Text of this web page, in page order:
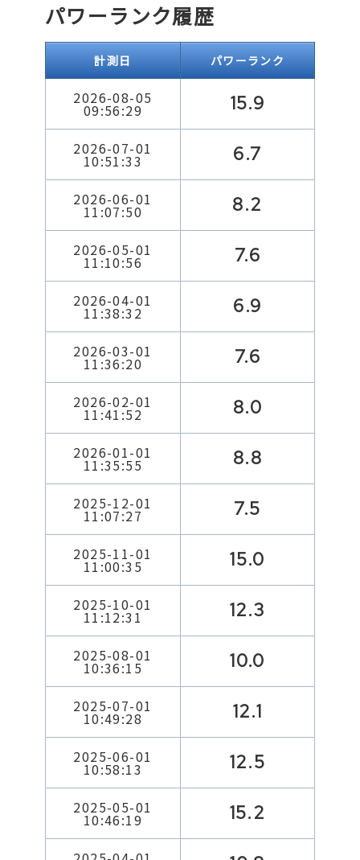
パワーランク履歴
計測日 パワーランク
2026-08-05
09:56:29 15.9
2026-07-01
10:51:33 6.7
2026-06-01
11:07:50 8.2
2026-05-01
11:10:56 7.6
2026-04-01
11:38:32 6.9
2026-03-01
11:36:20 7.6
2026-02-01
11:41:52 8.0
2026-01-01
11:35:55 8.8
2025-12-01
11:07:27 7.5
2025-11-01
11:00:35 15.0
2025-10-01
11:12:31 12.3
2025-08-01
10:36:15 10.0
2025-07-01
10:49:28 12.1
2025-06-01
10:58:13 12.5
2025-05-01
10:46:19 15.2